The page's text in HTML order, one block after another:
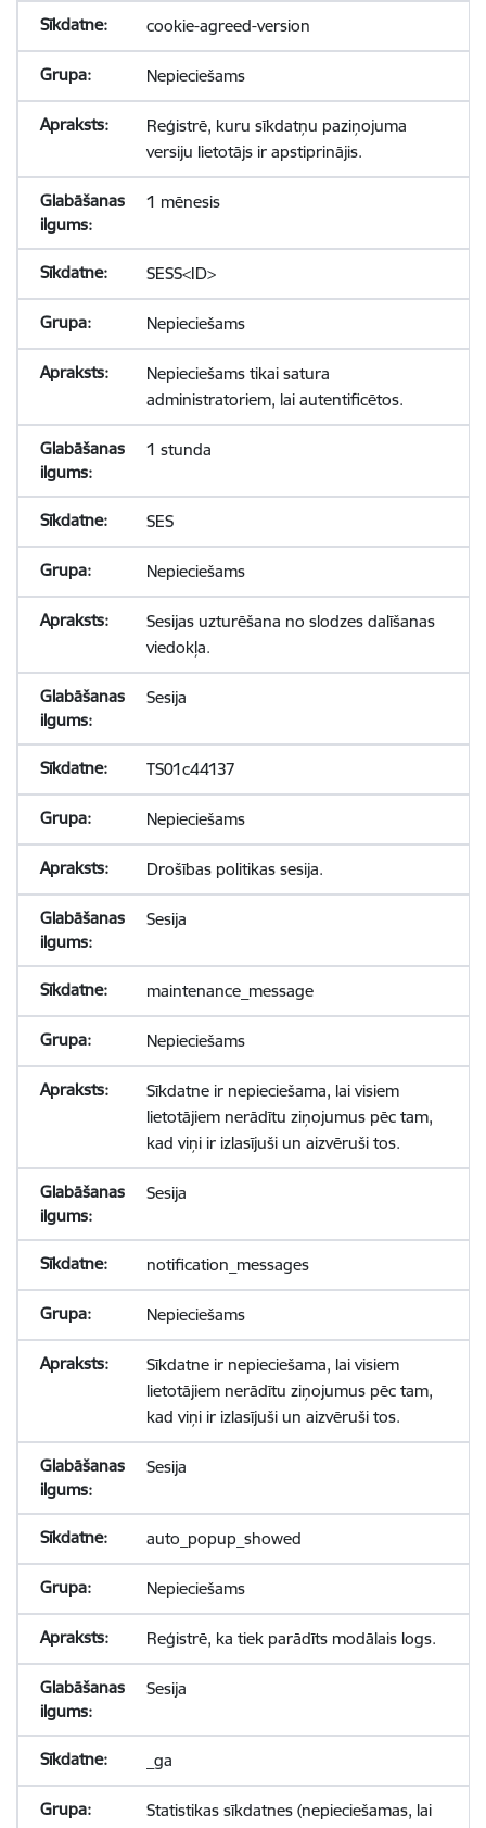
cookie-agreed-version
Nepieciešams
Reģistrē, kuru sīkdatņu paziņojuma
versiju lietotājs ir apstiprinājis.
1 mēnesis
SESS<ID>
Nepieciešams
Nepieciešams tikai satura
administratoriem, lai autentificētos.
1 stunda
SES
Nepieciešams
Sesijas uzturēšana no slodzes dalīšanas
viedokļa.
Sesija
TS01c44137
Nepieciešams
Drošības politikas sesija.
Sesija
maintenance_message
Nepieciešams
Sīkdatne ir nepieciešama, lai visiem
lietotājiem nerādītu ziņojumus pēc tam,
kad viņi ir izlasījuši un aizvēruši tos.
Sesija
notification_messages
Nepieciešams
Sīkdatne ir nepieciešama, lai visiem
lietotājiem nerādītu ziņojumus pēc tam,
kad viņi ir izlasījuši un aizvēruši tos.
Sesija
auto_popup_showed
Nepieciešams
Reģistrē, ka tiek parādīts modālais logs.
Sesija
_ga
Statistikas sīkdatnes (nepieciešamas, lai